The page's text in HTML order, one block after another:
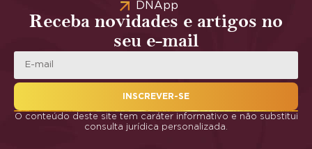
DNApp
Receba novidades e artigos no
seu e-mail
INSCREVER-SE
O conteúdo deste site tem caráter informativo e não substitui
consulta jurídica personalizada.